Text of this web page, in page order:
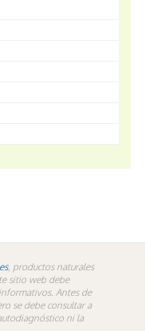
, productos naturales
sitio web debe
Antes de
se debe consultar a
ni la